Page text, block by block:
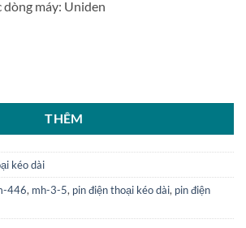
máy: Uniden
THÊM
kéo dài
446, mh-3-5, pin điện thoại kéo dài, pin điện